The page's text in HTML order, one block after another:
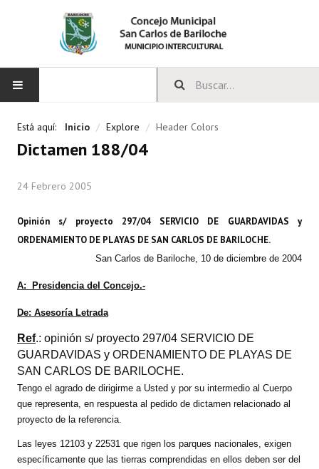
CONCEJO
Bloques Políticos
Integrantes del Concejo
Comisiones Permanentes
Concejales Mandato Cumplido
Programas
LEGISLACIÓN
Constitución Nacional
Constitución Provincial
Carta Orgánica 2007
Está aquí: Inicio / Explore / Header Colors
Dictamen 188/04
24 Febrero 2005
Opinión s/ proyecto 297/04 SERVICIO DE GUARDAVIDAS y
ORDENAMIENTO DE PLAYAS DE SAN CARLOS DE BARILOCHE.
San Carlos de Bariloche, 10 de diciembre de 2004
A: Presidencia del Concejo.-
De: Asesoría Letrada
Ref.: opinión s/ proyecto 297/04 SERVICIO DE
GUARDAVIDAS y ORDENAMIENTO DE PLAYAS DE
SAN CARLOS DE BARILOCHE.
Tengo el agrado de dirigirme a Usted y por su intermedio al Cuerpo
que representa, en respuesta al pedido de dictamen relacionado al
proyecto de la referencia.
Las leyes 12103 y 22531 que rigen los parques nacionales, exigen
específicamente que las tierras comprendidas en ellos deben ser del